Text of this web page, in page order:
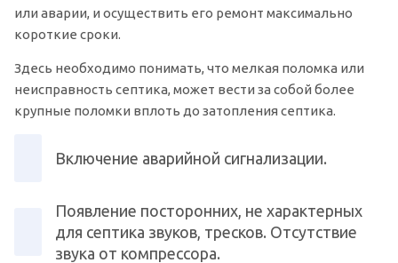
или аварии, и осуществить его ремонт максимально
короткие сроки.
Здесь необходимо понимать, что мелкая поломка или
неисправность септика, может вести за собой более
крупные поломки вплоть до затопления септика.
Включение аварийной сигнализации.
Появление посторонних, не характерных
для септика звуков, тресков. Отсутствие
звука от компрессора.